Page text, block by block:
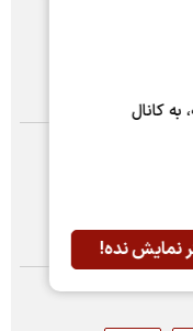
به کانال
نمایش نده!